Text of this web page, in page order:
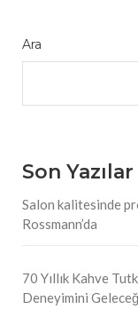
Ara
Son Yazılar
Salon kalitesinde
Rossmann’da
70 Yıllık Kahve
Deneyimini